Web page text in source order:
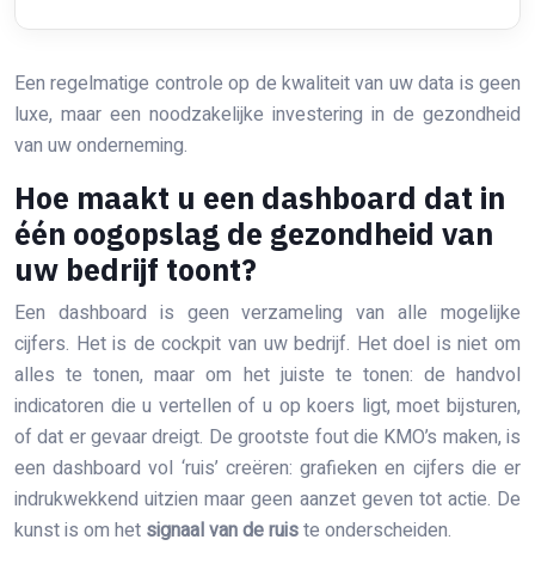
Een regelmatige controle op de kwaliteit van uw data is geen
luxe, maar een noodzakelijke investering in de gezondheid
van uw onderneming.
Hoe maakt u een dashboard dat in
één oogopslag de gezondheid van
uw bedrijf toont?
Een dashboard is geen verzameling van alle mogelijke
cijfers. Het is de cockpit van uw bedrijf. Het doel is niet om
alles te tonen, maar om het juiste te tonen: de handvol
indicatoren die u vertellen of u op koers ligt, moet bijsturen,
of dat er gevaar dreigt. De grootste fout die KMO’s maken, is
een dashboard vol ‘ruis’ creëren: grafieken en cijfers die er
indrukwekkend uitzien maar geen aanzet geven tot actie. De
kunst is om het signaal van de ruiste onderscheiden.